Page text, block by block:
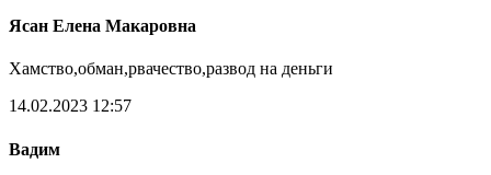
Ясан Елена Макаровна
Хамство,обман,рвачество,развод на деньги
14.02.2023 12:57
Вадим